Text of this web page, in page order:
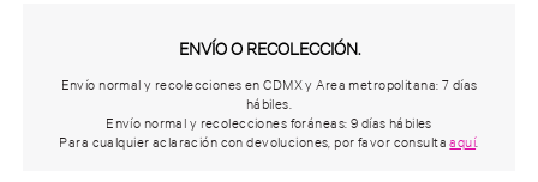
ENVÍO O RECOLECCIÓN.
Envío normal y recolecciones en CDMX y Area metropolitana: 7 días
hábiles.
Envío normal y recolecciones foráneas: 9 días hábiles
Para cualquier aclaración con devoluciones, por favor consultaaquí.